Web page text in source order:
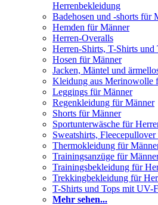
Herrenbekleidung
Badehosen und -shorts für
Hemden für Männer
Herren-Overalls
Herren-Shirts, T-Shirts und
Hosen für Männer
Jacken, Mäntel und
Kleidung aus Merinowolle
Leggings für Männer
Regenkleidung für Männer
Shorts für Männer
Sportunterwäsche für
Sweatshirts,
Thermokleidung für
Trainingsanzüge für
Trainingsbekleidung für
Trekkingbekleidung für
T-Shirts und Tops mit UV-
Mehr sehen...